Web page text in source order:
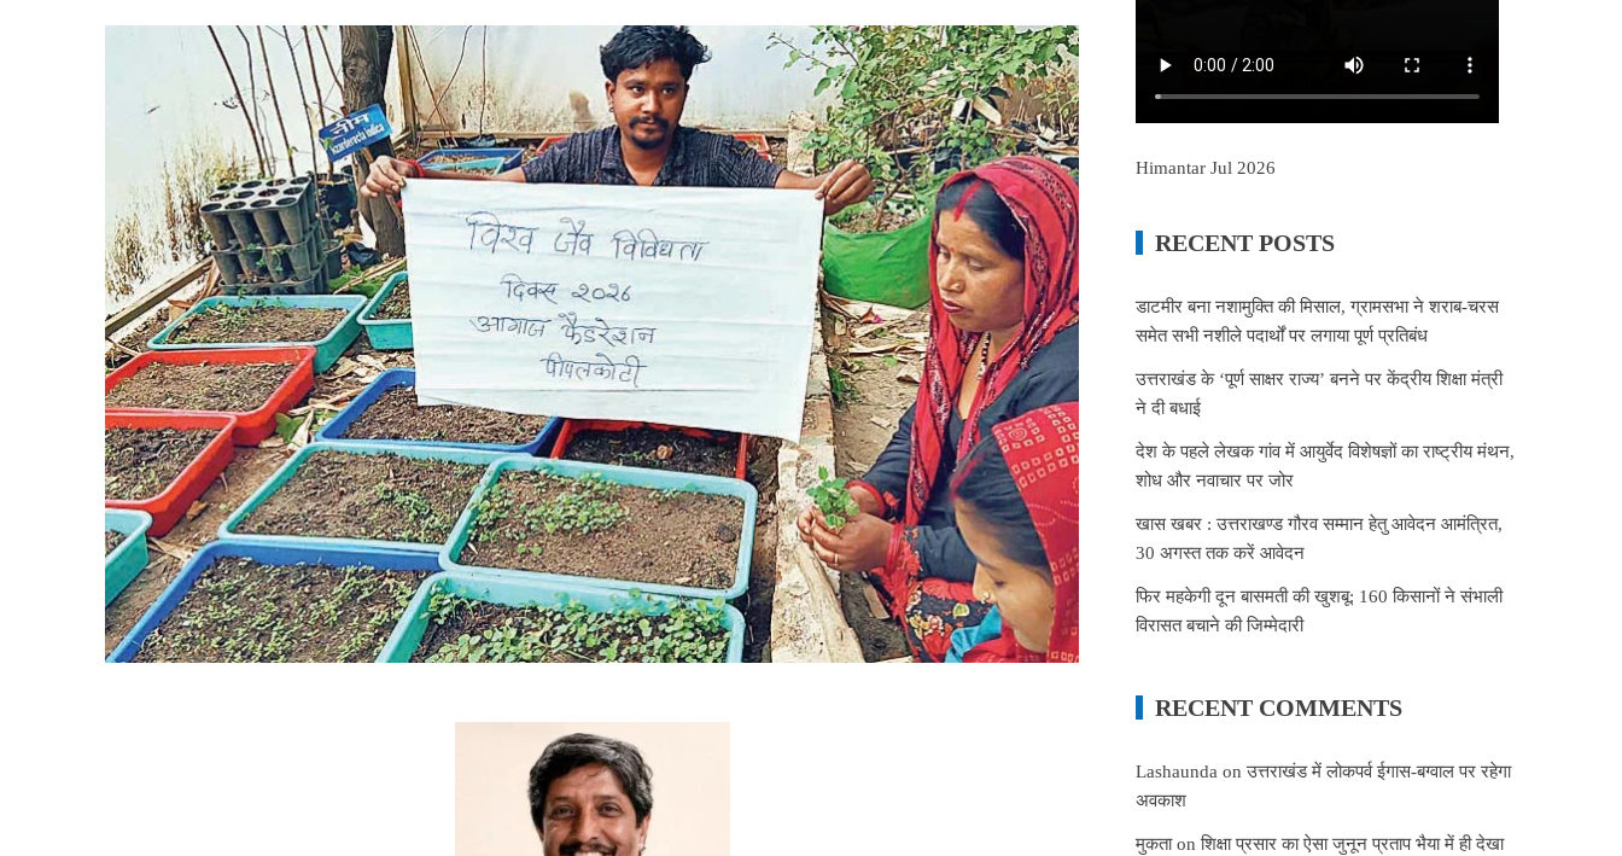
Himantar Jul 2026
RECENT POSTS
डाटमीर बना नशामुक्ति की मिसाल, ग्रामसभा ने शराब-चरस
समेत सभी नशीले पदार्थों पर लगाया पूर्ण प्रतिबंध
उत्तराखंड के ‘पूर्ण साक्षर राज्य’ बनने पर केंद्रीय शिक्षा मंत्री
ने दी बधाई
देश के पहले लेखक गांव में आयुर्वेद विशेषज्ञों का राष्ट्रीय मंथन,
शोध और नवाचार पर जोर
खास खबर : उत्तराखण्ड गौरव सम्मान हेतु आवेदन आमंत्रित,
30 अगस्त तक करें आवेदन
फिर महकेगी दून बासमती की खुशबू: 160 किसानों ने संभाली
विरासत बचाने की जिम्मेदारी
RECENT COMMENTS
Lashaunda onउत्तराखंड में लोकपर्व ईगास-बग्वाल पर रहेगा
अवकाश
मुकताonशिक्षा प्रसार का ऐसा जुनून प्रताप भैया में ही देखा